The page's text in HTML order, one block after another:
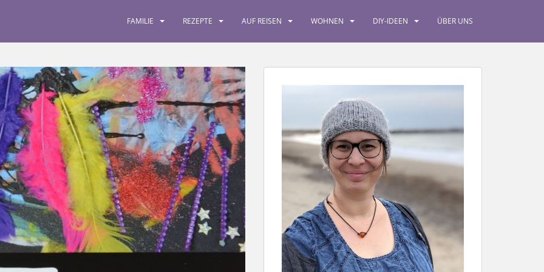
FAMILIE REZEPTE AUF REISEN WOHNEN DIY-IDEEN ÜBER UNS